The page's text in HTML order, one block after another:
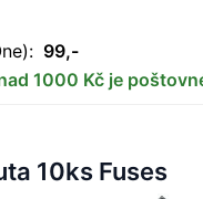
99,-
1000 Kč je
10ks Fuses